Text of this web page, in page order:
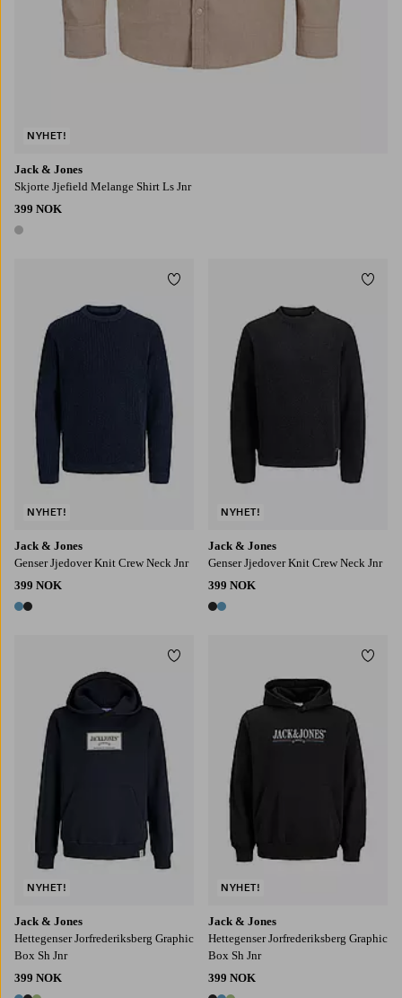
Jack & Jones
Skjorte Jjefield Melange Shirt Ls Jnr
399 NOK
1 farge
NYHET!
Jack & Jones
Genser Jjedover Knit Crew Neck Jnr
399 NOK
2 farger
NYHET!
Legg til favoritter
152164 176
Jack & Jones
Genser Jjedover Knit Crew Neck Jnr
399 NOK
2 farger
NYHET!
152164 176
Jack & Jones
Hettegenser Jorfrederiksberg Graphic
Box Sh Jnr
399 NOK
NYHET!
Legg til favoritter
164
Jack & Jones
Hettegenser Jorfrederiksberg Graphic
Box Sh Jnr
399 NOK
NYHET!
164176